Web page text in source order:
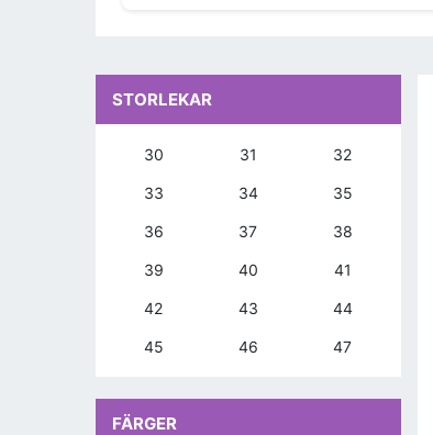
STORLEKAR
30 31 32
33 34 35
36 37 38
39 40 41
42 43 44
45 46 47
FÄRGER